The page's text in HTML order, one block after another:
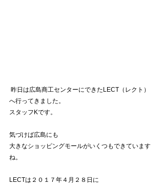
へ行ってきました。
スタッフKです。
気づけば広島にも
大きなショッピングモールがいくつもできています
ね。
LECTは２０１７年４月２８日に